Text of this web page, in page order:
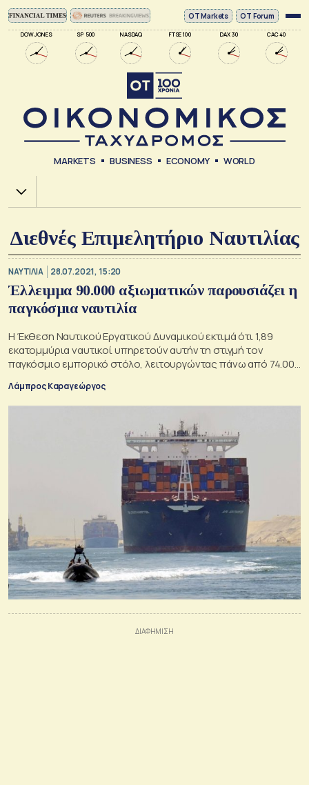
DOW JONES SP 500 NASDAQ FTSE 100 DAX 30 CAC 40
ΟΤ Markets OT Forum
MARKETS BUSINESS ECONOMY WORLD
Χ.Α.
Διεθνές Επιμελητήριο Ναυτιλίας
ΝΑΥΤΙΛΙΑ 28.07.2021, 15:20
Έλλειμμα 90.000 αξιωματικών παρουσιάζει η
παγκόσμια ναυτιλία
Η Έκθεση Ναυτικού Εργατικού Δυναμικού εκτιμά ότι 1,89
εκατομμύρια ναυτικοί υπηρετούν αυτήν τη στιγμή τον
παγκόσμιο εμπορικό στόλο, λειτουργώντας πάνω από 74.000
Λάμπρος Καραγεώργος